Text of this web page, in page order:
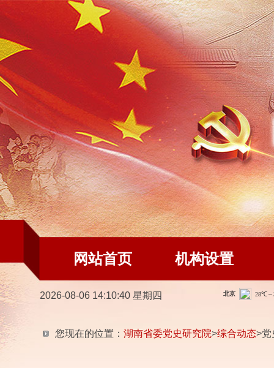
网站首页 机构设置
2026-08-06 14:10:41 星期四
您现在的位置： 湖南省委党史研究院>综合动态>党